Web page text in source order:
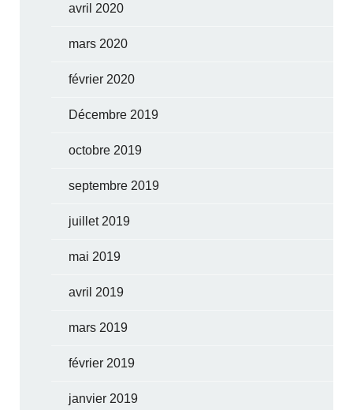
avril 2020
mars 2020
février 2020
Décembre 2019
octobre 2019
septembre 2019
juillet 2019
mai 2019
avril 2019
mars 2019
février 2019
janvier 2019